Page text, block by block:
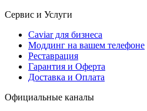
Сервис и Услуги
Caviar для бизнеса
Моддинг на вашем телефоне
Реставрация
Гарантия и Оферта
Доставка и Оплата
Официальные каналы